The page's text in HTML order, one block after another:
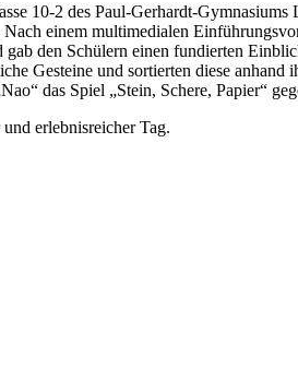
10-2 des Paul-Gerhardt-
einem multimedialen
den Schülern einen fundierten
Gesteine und sortierten diese
das Spiel „Stein, Schere, Papier“
erlebnisreicher Tag.